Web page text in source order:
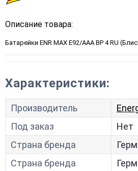
Описание товара:
Батарейки ENR MAX E92/AAA BP 4 RU
Характеристики:
Производитель
Под заказ
Нет
Страна бренда
Страна бренда